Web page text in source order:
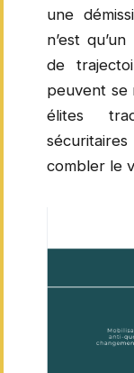
une
n’est
de
peuvent se
élites
combler le